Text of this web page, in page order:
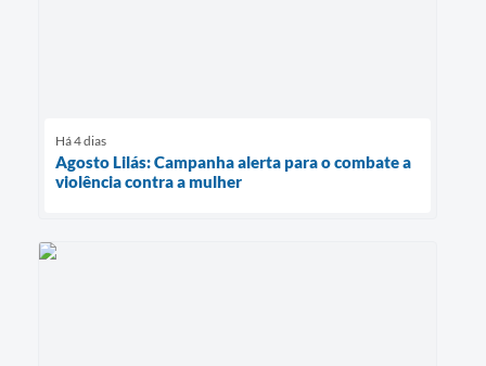
Há 4 dias
Agosto Lilás: Campanha alerta para o combate a
violência contra a mulher